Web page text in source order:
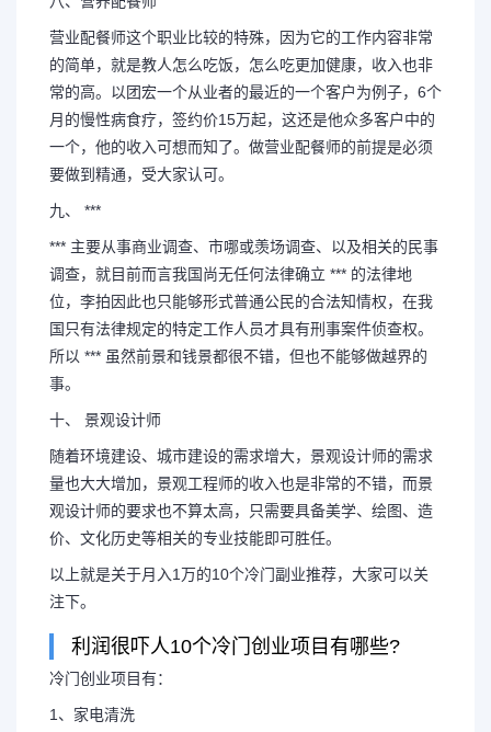
营业配餐师这个职业比较的特殊，因为它的工作内容非常
的简单，就是教人怎么吃饭，怎么吃更加健康，收入也非
常的高。以团宏一个从业者的最近的一个客户为例子，6个
月的慢性病食疗，签约价15万起，这还是他众多客户中的
一个，他的收入可想而知了。做营业配餐师的前提是必须
要做到精通，受大家认可。
九、 ***
*** 主要从事商业调查、市哪或羡场调查、以及相关的民事
调查，就目前而言我国尚无任何法律确立 *** 的法律地
位，李拍因此也只能够形式普通公民的合法知情权，在我
国只有法律规定的特定工作人员才具有刑事案件侦查权。
所以 *** 虽然前景和钱景都很不错，但也不能够做越界的
事。
十、 景观设计师
随着环境建设、城市建设的需求增大，景观设计师的需求
量也大大增加，景观工程师的收入也是非常的不错，而景
观设计师的要求也不算太高，只需要具备美学、绘图、造
价、文化历史等相关的专业技能即可胜任。
以上就是关于月入1万的10个冷门副业推荐，大家可以关
注下。
利润很吓人10个冷门创业项目有哪些?
冷门创业项目有：
1、家电清洗